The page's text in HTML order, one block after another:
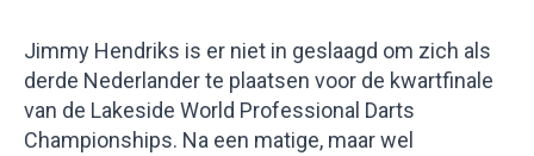
Jimmy Hendriks is er niet in geslaagd om zich als
derde Nederlander te plaatsen voor de kwartfinale
van de Lakeside World Professional Darts
Championships. Na een matige, maar wel